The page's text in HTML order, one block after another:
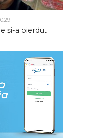
și-a pierdut